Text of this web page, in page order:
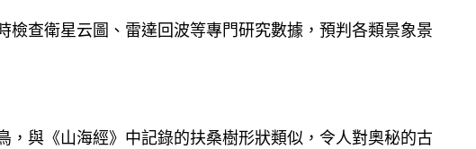
查衛星云圖、雷達回波等專門研究數據，預判各類景象景
與《山海經》中記錄的扶桑樹形狀類似，令人對奧秘的古